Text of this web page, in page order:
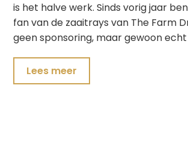
is het halve werk. Sinds vorig jaar
fan van de zaaitrays van The Farm
geen sponsoring, maar gewoon
Lees meer